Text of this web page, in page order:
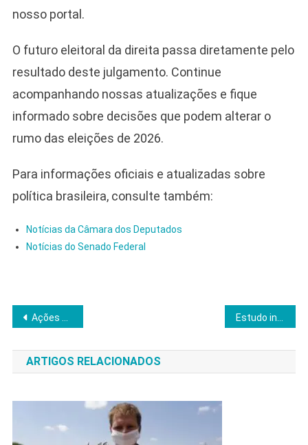
nosso portal.
O futuro eleitoral da direita passa diretamente pelo
resultado deste julgamento. Continue
acompanhando nossas atualizações e fique
informado sobre decisões que podem alterar o
rumo das eleições de 2026.
Para informações oficiais e atualizadas sobre
política brasileira, consulte também:
Notícias da Câmara dos Deputados
Notícias do Senado Federal
Navegação
de
Post
Ações de Trump pressionam bolsonarismo e abrem espaço para nova centro-direita, diz cientista político
ARTIGOS RELACIONADOS